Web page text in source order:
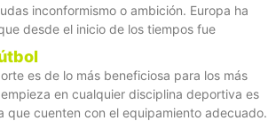
inconformismo o ambición. Europa ha
desde el inicio de los tiempos fue
es de lo más beneficiosa para los más
en cualquier disciplina deportiva es
que cuenten con el equipamiento adecuado.